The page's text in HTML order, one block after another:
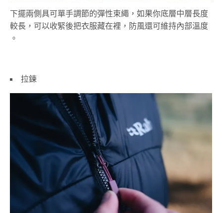
下擺兩側具可單手調節的彈性束繩，如果你底層中層長度
較長，可以收緊後把衣服藏在裡，防風還可維持內部溫度
。
拉鍊